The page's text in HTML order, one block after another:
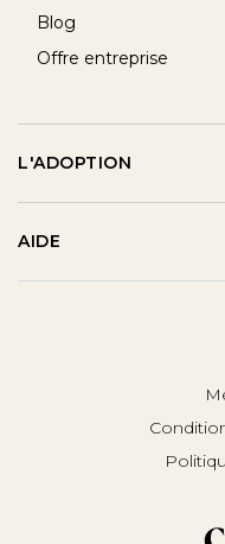
Blog
Offre entreprise
L'ADOPTION
AIDE